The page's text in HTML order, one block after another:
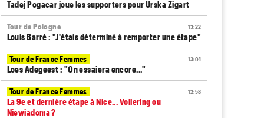
Tadej Pogacar joue les supporters pour Urska Zigart
13:22
Tour de Pologne
Louis Barré : "J'étais déterminé à remporter une étape"
13:04
Tour de France Femmes
Loes Adegeest : "On essaiera encore..."
12:58
Tour de France Femmes
La 9e et dernière étape à Nice... Vollering ou
Niewiadoma ?